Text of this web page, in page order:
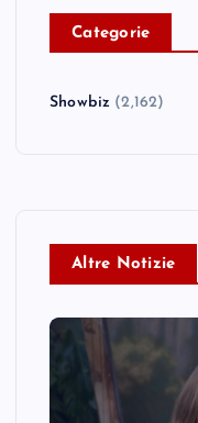
Categorie
Showbiz (2,162)
Altre Notizie